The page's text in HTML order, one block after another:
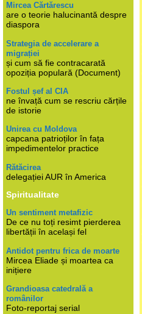
Mircea Cărtărescu
are o teorie halucinantă despre
diaspora
Strategia de accelerare a
migrației
și cum să fie contracarată
opoziția populară (Document)
Fostul șef al CIA
ne învață cum se rescriu cărțile
de istorie
Unirea cu Moldova
capcana patrioților în fața
impedimentelor practice
Rătăcirea
delegației AUR în America
Spiritualitate
Un sentiment metafizic
De ce nu toți resimt pierderea
libertății în același fel
Antidot pentru frica de moarte
Mircea Eliade și moartea ca
inițiere
Grandioasa catedrală a
românilor
Foto-reportaj serial